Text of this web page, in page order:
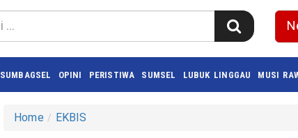
SUMBAGSEL OPINI PERISTIWA SUMSEL LUBUK LINGGAU MUSI
Home EKBIS